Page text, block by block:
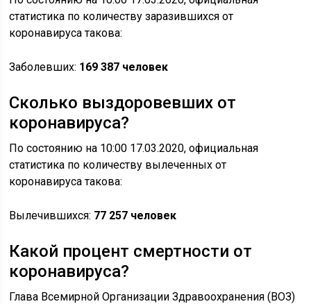
статистика по количеству заразившихся от
коронавируса такова:
Заболевших: 169 387 человек
Сколько выздоровевших от
коронавируса?
По состоянию на 10:00 17.03.2020, официальная
статистика по количеству вылеченных от
коронавируса такова:
Вылечившихся: 77 257 человек
Какой процент смертности от
коронавируса?
Глава Всемирной Организации Здравоохранения (ВОЗ)